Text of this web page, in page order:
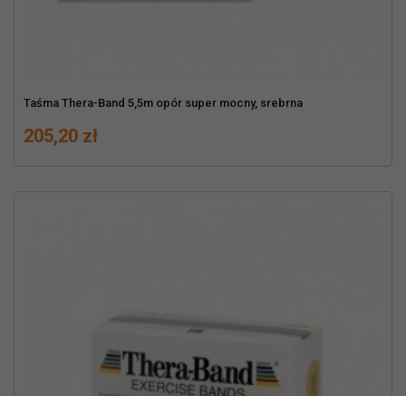
Taśma Thera-Band 5,5m opór super mocny, srebrna
Cena
205,20 zł